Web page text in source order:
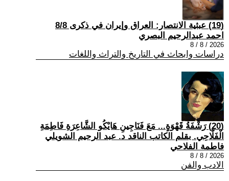
(19) عبثية الانتصار: العراق وإيران في ذكرى 8/8
احمد عبدالرحيم البصري
2026 / 8 / 8
دراسات وابحاث في التاريخ والتراث واللغات
(20) رَشْفَةُ قَهْوَةٍ... مَعَ فَنَاجِينِ هَايْكُو الشَّاعِرَةِ فَاطِمَةِ
الْفَلَّاحِي. بقلم الكاتب الناقد د. عبد الرحيم الشويلي
فاطمة الفلاحي
2026 / 8 / 8
الادب والفن